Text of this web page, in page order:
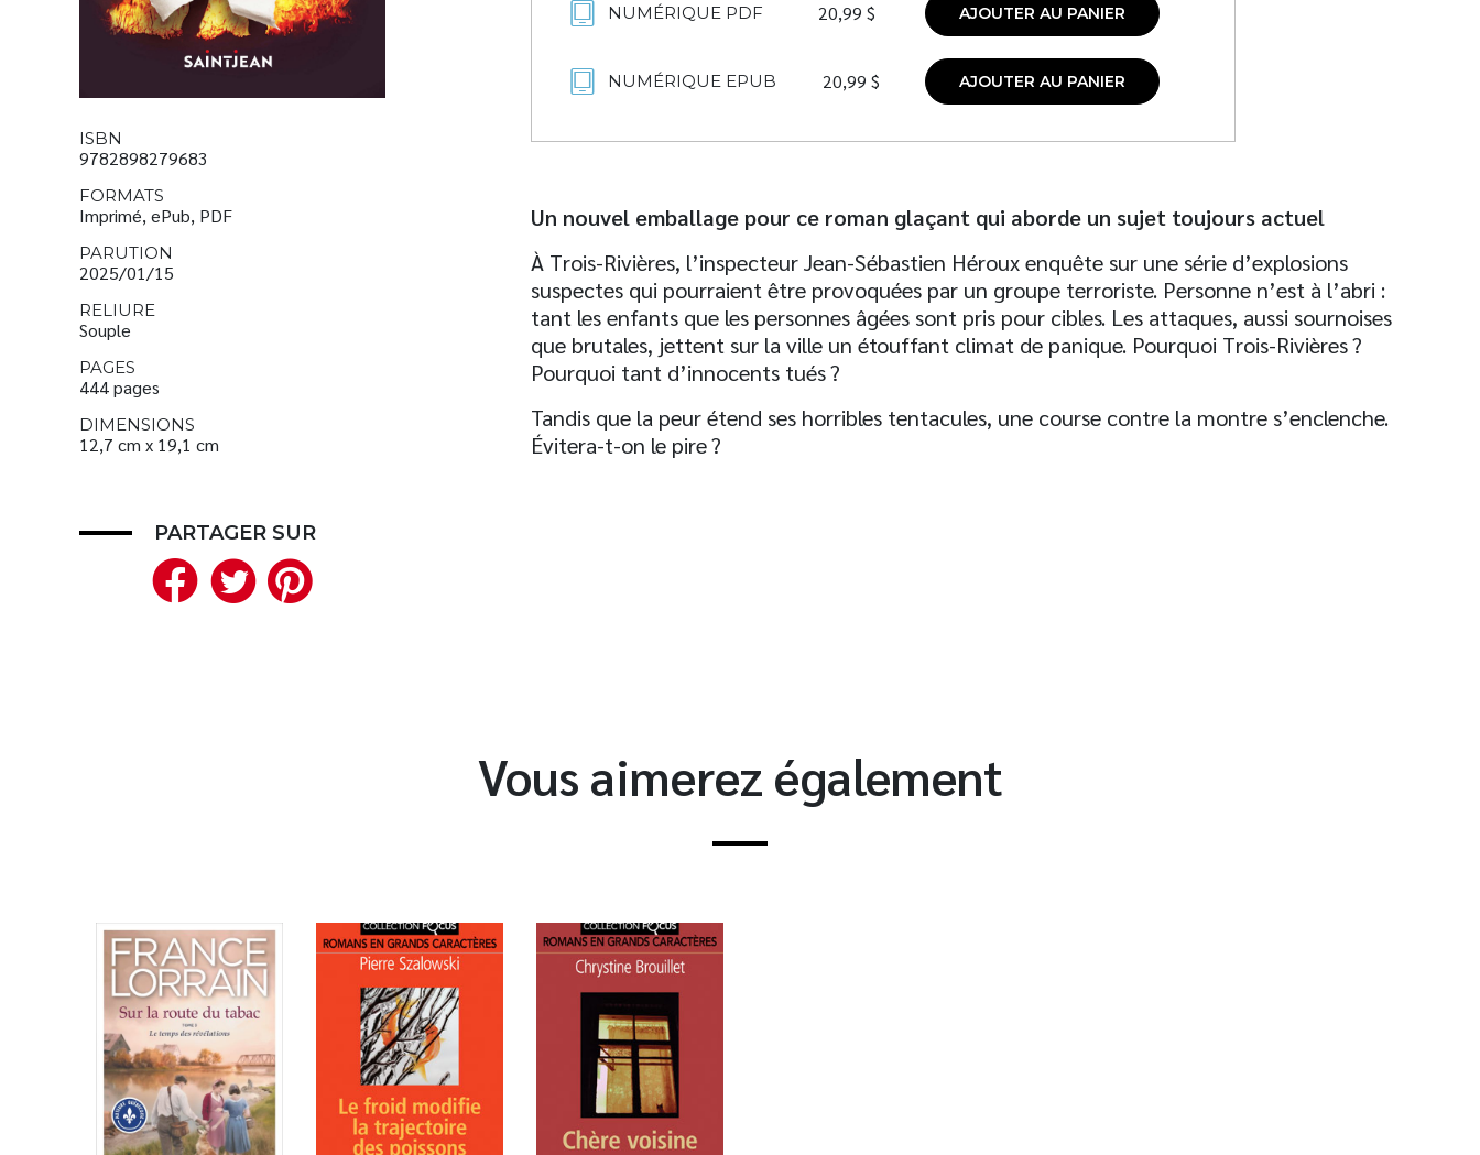
NUMÉRIQUE PDF 20,99 $ AJOUTER AU PANIER
NUMÉRIQUE EPUB 20,99 $ AJOUTER AU PANIER
Un nouvel emballage pour ce roman glaçant qui aborde un sujet toujours actuel
À Trois-Rivières, l’inspecteur Jean-Sébastien Héroux enquête sur une série d’explosions
suspectes qui pourraient être provoquées par un groupe terroriste. Personne n’est à l’abri :
tant les enfants que les personnes âgées sont pris pour cibles. Les attaques, aussi sournoises
que brutales, jettent sur la ville un étouffant climat de panique. Pourquoi Trois-Rivières ?
Pourquoi tant d’innocents tués ?
Tandis que la peur étend ses horribles tentacules, une course contre la montre s’enclenche.
Évitera-t-on le pire ?
ISBN
9782898279683
FORMATS
Imprimé, ePub, PDF
PARUTION
2025/01/15
RELIURE
Souple
PAGES
444 pages
DIMENSIONS
12,7 cm x 19,1 cm
PARTAGER SUR
Facebook
Twitter
Vous aimerez également